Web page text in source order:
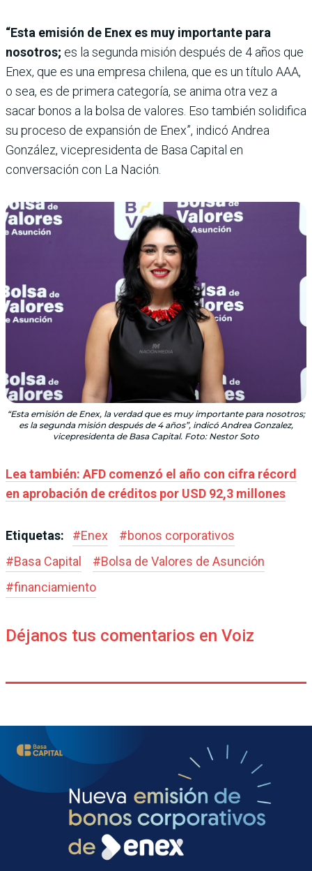
“Esta emisión de Enex es muy importante para
nosotros; es la segunda misión después de 4 años que
Enex, que es una empresa chilena, que es un título AAA,
o sea, es de primera categoría, se anima otra vez a
sacar bonos a la bolsa de valores. Eso también solidifica
su proceso de expansión de Enex”, indicó Andrea
González, vicepresidenta de Basa Capital en
conversación con La Nación.
“Esta emisión de Enex, la verdad que es muy importante para nosotros;
es la segunda misión después de 4 años”, indicó Andrea Gonzalez,
vicepresidenta de Basa Capital. Foto: Nestor Soto
Lea también: AFD comenzó el año con cifra récord
en aprobación de créditos por USD 92,3 millones
Etiquetas: #Enex #bonos corporativos
#Basa Capital #Bolsa de Valores de Asunción
#financiamiento
Déjanos tus comentarios en Voiz